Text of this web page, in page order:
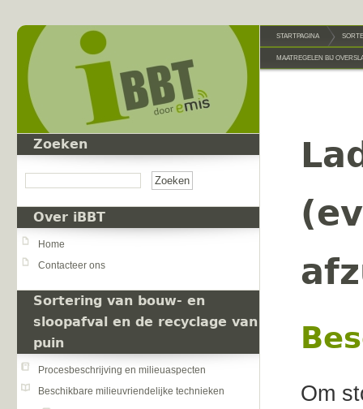
Zoeken
Over iBBT
Home
Contacteer ons
Sortering van bouw- en
sloopafval en de recyclage van
puin
Procesbeschrijving en milieuaspecten
Beschikbare milieuvriendelijke technieken
STARTPAGINA
MAATREGELEN BIJ
Om